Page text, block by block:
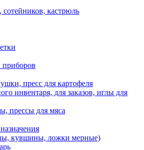
кастрюль
приборов
пресс для картофеля
инвентаря, для заказов, иглы для
прессы для мяса
кувшины, ложки мерные)